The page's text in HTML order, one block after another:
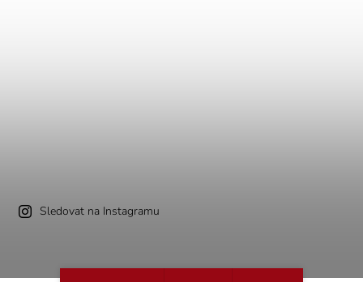
Sledovat na Instagramu